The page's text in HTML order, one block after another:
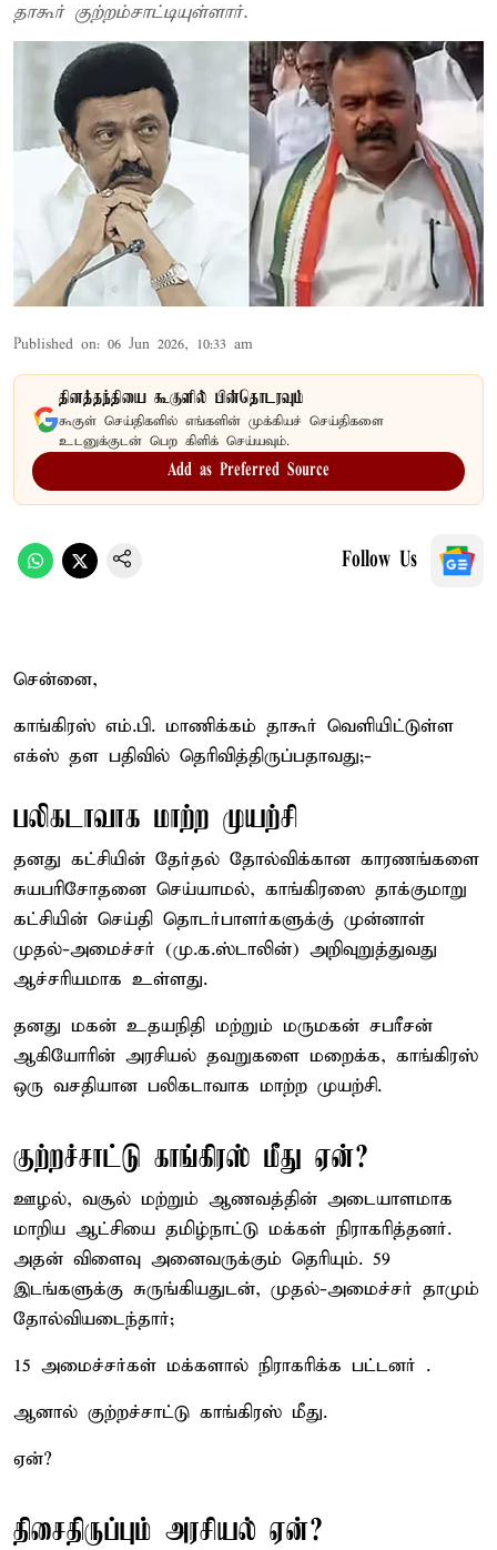
தாகூர் குற்றம்சாட்டியுள்ளார்.
Published on: 06 Jun 2026, 10:33 am
தினத்தந்தியை கூகுளில் பின்தொடரவும்
கூகுள் செய்திகளில் எங்களின் முக்கியச் செய்திகளை
உடனுக்குடன் பெற கிளிக் செய்யவும்.
Add as Preferred Source
Follow Us
சென்னை,
காங்கிரஸ் எம்.பி. மாணிக்கம் தாகூர் வெளியிட்டுள்ள
எக்ஸ் தள பதிவில் தெரிவித்திருப்பதாவது;-
பலிகடாவாக மாற்ற முயற்சி
தனது கட்சியின் தேர்தல் தோல்விக்கான காரணங்களை
சுயபரிசோதனை செய்யாமல், காங்கிரஸை தாக்குமாறு
கட்சியின் செய்தி தொடர்பாளர்களுக்கு் முன்னாள்
முதல்-அமைச்சர் (மு.க.ஸ்டாலின்) அறிவுறுத்துவது
ஆச்சரியமாக உள்ளது.
தனது மகன் உதயநிதி மற்றும் மருமகன் சபரீசன்
ஆகியோரின் அரசியல் தவறுகளை மறைக்க, காங்கிரஸ்
ஒரு வசதியான பலிகடாவாக மாற்ற முயற்சி.
குற்றச்சாட்டு காங்கிரஸ் மீது ஏன்?
ஊழல், வசூல் மற்றும் ஆணவத்தின் அடையாளமாக
மாறிய ஆட்சியை தமிழ்நாட்டு மக்கள் நிராகரித்தனர்.
அதன் விளைவு அனைவருக்கும் தெரியும். 59
இடங்களுக்கு சுருங்கியதுடன், முதல்-அமைச்சர் தாமும்
தோல்வியடைந்தார்;
15 அமைச்சர்கள் மக்களால் நிராகரிக்க பட்டனர் .
ஆனால் குற்றச்சாட்டு காங்கிரஸ் மீது.
ஏன்?
திசைதிருப்பும் அரசியல் ஏன்?